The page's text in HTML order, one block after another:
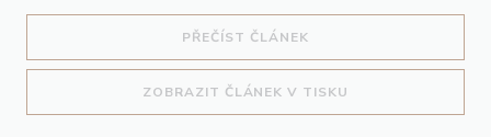
PŘEČÍST ČLÁNEK((OTEVŘE SE V NOVÉM
ZOBRAZIT ČLÁNEK V TISKU